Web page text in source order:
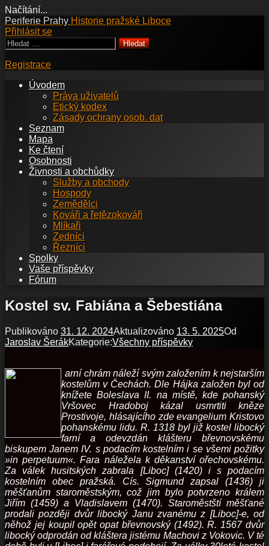
Načítání...
Přejít
k
obsahu
webu
Periferie Prahy Historie pražské Liboce
Přihlásit se
Vyhledávání
Registrace
Úvodem
Práva uživatelů
Etický kodex
Zásady ochrany osob. dat
Seznam
Mapa
Ke čtení
Osobnosti
Živnosti a obchůdky
Služby a obchody
Hospody
Zemědělci
Kováři a řetězokováři
Mlíkaři
Zedníci
Řezníci
Spolky
Vaše příspěvky
Fórum
Kostel sv. Fabiána a Šebestiána
Publikováno 31. 12. 2024Aktualizováno 13. 5. 2025Od
Jaroslav ŠerákKategorie:Všechny příspěvky
arní chrám náleží svým založením k nejstarším
kostelům v Čechách. Dle Hájka založen byl od
knížete Boleslava II. na místě, kde pohanský
Vršovec Hradoboj kázal usmrtiti kněze
Prostivoje, hlásajícího zde evangelium Kristovo
pohanskému lidu. R. 1318 byl již kostel libocký
farní a odevzdán klášteru břevnovskému
biskupem Janem IV. s podacím kostelním i se všemi požitky
»in perpetuum«. Fara náležela k děkanství ořechovskému.
Za válek husitských zabrala [Liboc] (1420) i s podacím
kostelním obec pražská. Cís. Sigmund zapsal (1436) ji
měšťanům staroměstským, což jim bylo potvrzeno králem
Jiřím (1459) a Vladislavem (1470). Staroměstští měšťané
prodali později dvůr libocký Janu zvanému z [Liboc]-e, od
něhož jej koupil opět opat břevnovský (1492). R. 1567 dvůr
libocký odprodán od kláštera jistému Machovi z Vokovic. V té